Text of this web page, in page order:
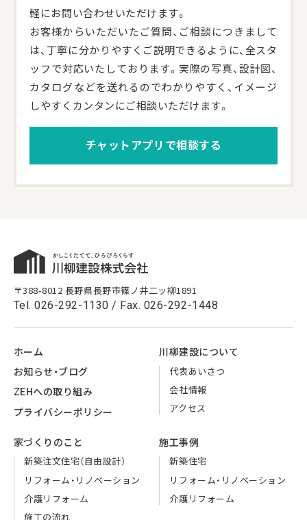
軽にお問い合わせいただけます。
お客様からいただいたご質問、ご相談につきまして
は、丁寧に分かりやすくご説明できるように、全スタ
ッフで対応いたしております。実際の写真、設計図、
カタログなどを送れるのでわかりやすく、イメージ
しやすくカンタンにご相談いただけます。
チャットアプリで相談する
〒388-8012 長野県長野市篠ノ井二ッ柳1891
Tel.026-292-1130 / Fax. 026-292-1448
ホーム
お知らせ・ブログ
ZEHへの取り組み
プライバシーポリシー
川柳建設について
代表あいさつ
会社情報
アクセス
家づくりのこと
新築注文住宅（自由設計）
リフォーム・ リノベーション
介護リフォーム
施工の流れ
施工事例
新築住宅
リフォーム・ リノベーション
介護リフォーム